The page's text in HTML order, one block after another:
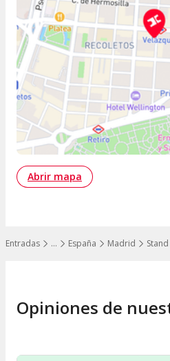
…
Mostrar todos los niveles
Entradas España Madrid
Abrir mapa
Opiniones de